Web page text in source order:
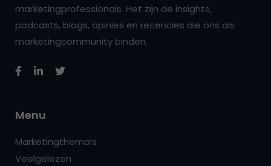
marketingprofessionals. Het zijn de insights,
podcasts, blogs, opinies en recencies die ons als
marketingcommunity binden.
Menu
Marketingthema’s
Veelgelezen